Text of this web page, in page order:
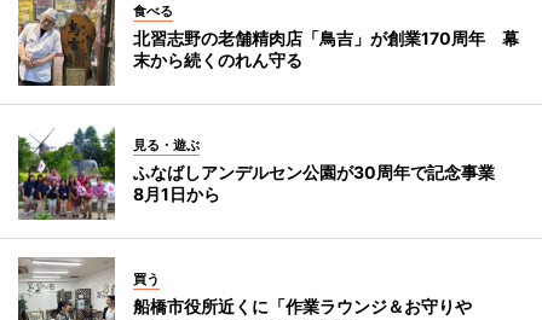
食べる
北習志野の老舗精肉店「鳥吉」が創業170周年 幕
末から続くのれん守る
見る・遊ぶ
ふなばしアンデルセン公園が30周年で記念事業
8月1日から
買う
船橋市役所近くに「作業ラウンジ＆お守りや